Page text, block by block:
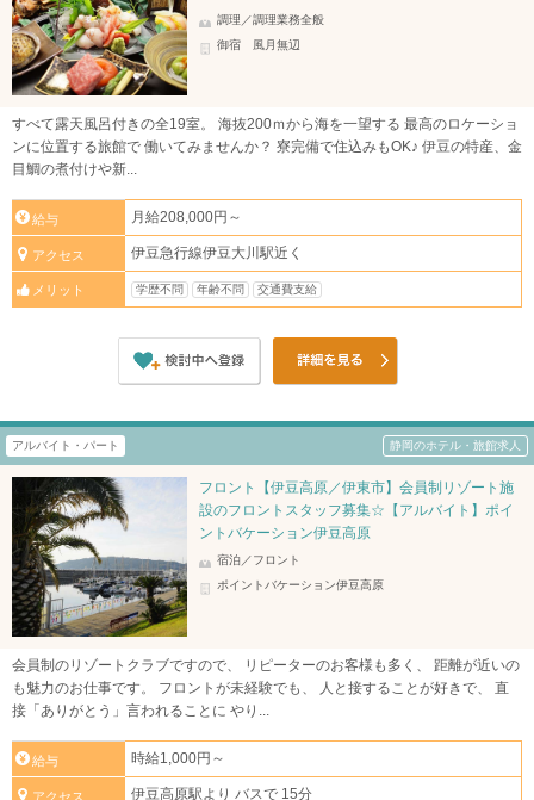
調理／調理業務全般
御宿 風月無辺
すべて露天風呂付きの全19室。 海抜200ｍから海を一望する 最高のロケーショ
ンに位置する旅館で 働いてみませんか？ 寮完備で住込みもOK♪ 伊豆の特産、金
目鯛の煮付けや ​新...
給与 月給208,000円～
アクセス 伊豆急行線伊豆大川駅近く
メリット 学歴不問 年齢不問 交通費支給
アルバイト・パート 静岡のホテル・旅館求人
フロント【伊豆高原／伊東市】会員制リゾート施
設のフロントスタッフ募集☆【アルバイト】ポイ
ントバケーション伊豆高原
宿泊／フロント
ポイントバケーション伊豆高原
会員制のリゾートクラブですので、 リピーターのお客様も多く、 距離が近いの
も魅力のお仕事です。 フロントが未経験でも、 人と接することが好きで、 直
接「ありがとう」言われることに やり...
給与 時給1,000円～
アクセス 伊豆高原駅より バスで 15分